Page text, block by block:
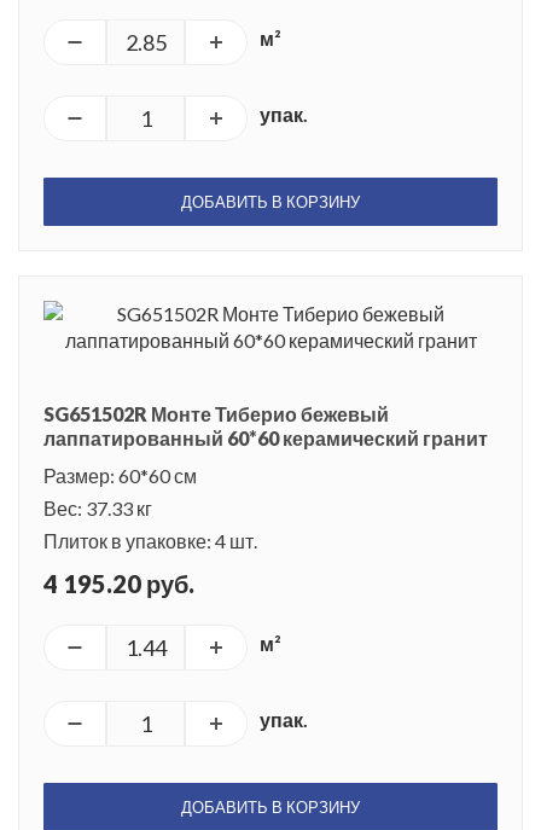
м²
упак.
ДОБАВИТЬ В КОРЗИНУ
SG651502R Монте Тиберио бежевый
лаппатированный 60*60 керамический гранит
Размер: 60*60 см
Вес: 37.33 кг
Плиток в упаковке: 4 шт.
4 195.20 руб.
м²
упак.
ДОБАВИТЬ В КОРЗИНУ